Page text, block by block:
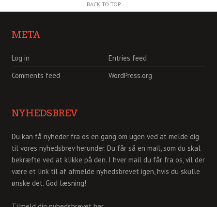
BACK TO TOP
META
Log in
Entries feed
Comments feed
WordPress.org
NYHEDSBREV
Du kan få nyheder fra os en gang om ugen ved at melde dig
til vores nyhedsbrev herunder. Du får så en mail, som du skal
bekræfte ved at klikke på den. I hver mail du får fra os, vil der
være et link til af afmelde nyhedsbrevet igen, hvis du skulle
ønske det. God læsning!